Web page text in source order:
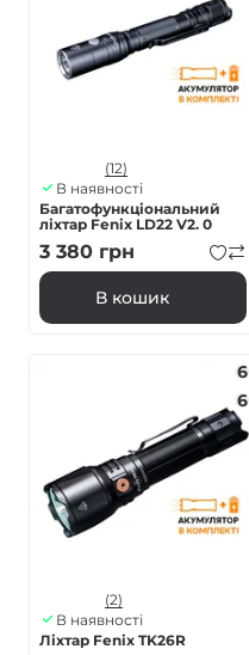
(12)
В наявності
Багатофункціональний
ліхтар Fenix LD22 V2. 0
3 380 грн
В кошик
6
6
(2)
В наявності
Ліхтар Fenix TK26R